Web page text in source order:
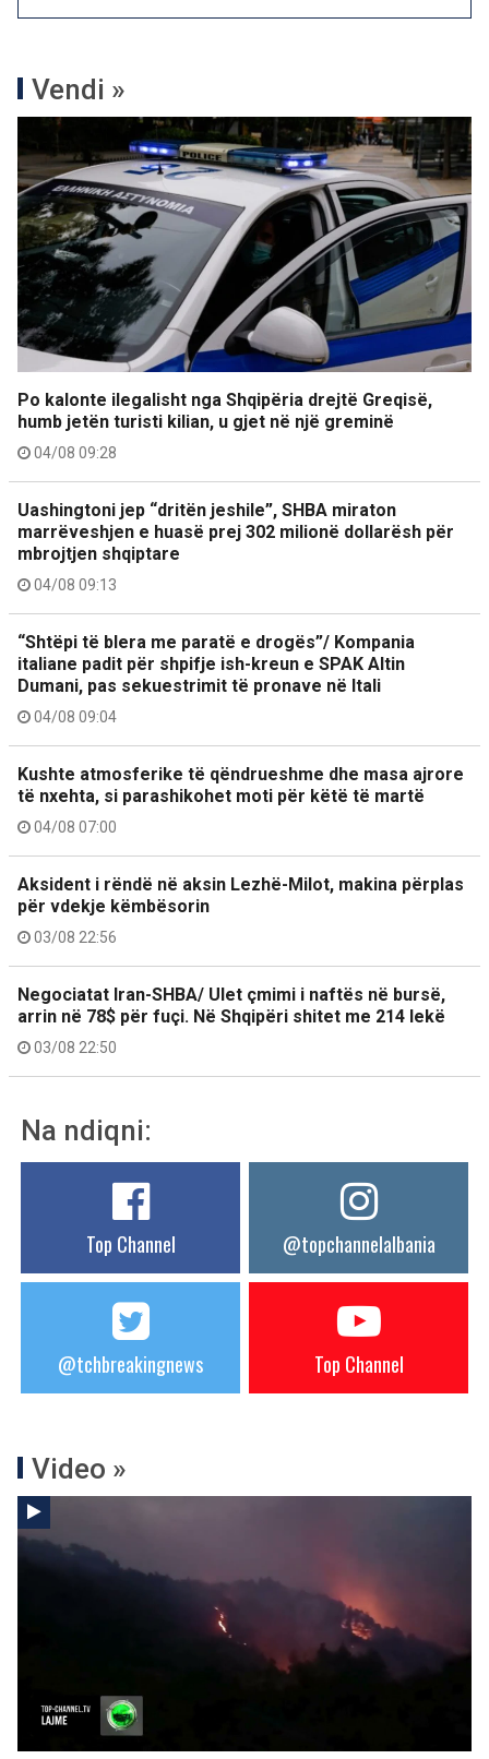
Vendi »
Po kalonte ilegalisht nga Shqipëria drejtë Greqisë,
humb jetën turisti kilian, u gjet në një greminë
04/08 09:28
Uashingtoni jep “dritën jeshile”, SHBA miraton
marrëveshjen e huasë prej 302 milionë dollarësh për
mbrojtjen shqiptare
04/08 09:13
“Shtëpi të blera me paratë e drogës”/ Kompania
italiane padit për shpifje ish-kreun e SPAK Altin
Dumani, pas sekuestrimit të pronave në Itali
04/08 09:04
Kushte atmosferike të qëndrueshme dhe masa ajrore
të nxehta, si parashikohet moti për këtë të martë
04/08 07:00
Aksident i rëndë në aksin Lezhë-Milot, makina përplas
për vdekje këmbësorin
03/08 22:56
Negociatat Iran-SHBA/ Ulet çmimi i naftës në bursë,
arrin në 78$ për fuçi. Në Shqipëri shitet me 214 lekë
03/08 22:50
Na ndiqni:
Top Channel @topchannelalbania
@tchbreakingnews Top Channel
Video »